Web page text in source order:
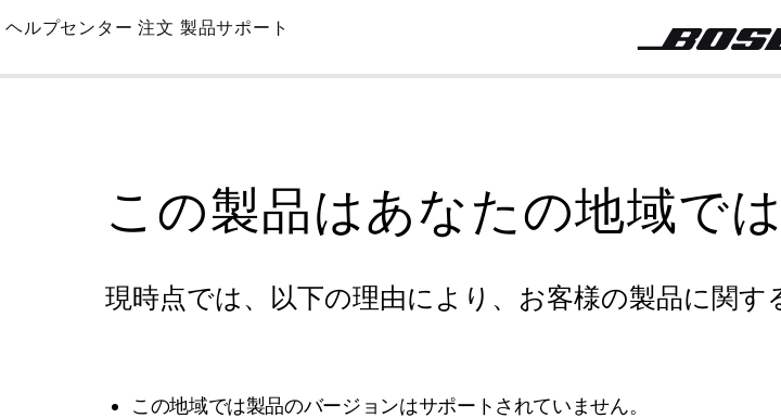
Skip
Main
ヘルプセンター 注文 製品サポート
この製品はあなたの地域で
現時点では、以下の理由により、お客様の製品に関す
この地域では製品のバージョンはサポートされていません。